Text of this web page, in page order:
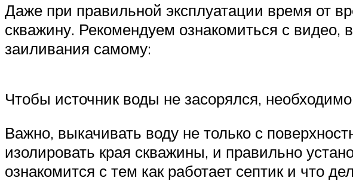
Даже при правильной эксплуатации время от
скважину. Рекомендуем ознакомиться с видео,
заиливания самому:
Чтобы источник воды не засорялся,
Важно, выкачивать воду не только с
изолировать края скважины, и правильно
ознакомится с тем как работает септик и что